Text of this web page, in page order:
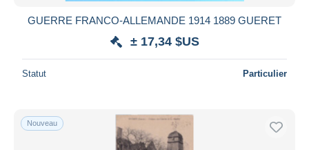
GUERRE FRANCO-ALLEMANDE 1914 1889 GUERET
± 17,34 $US
Statut Particulier
Nouveau